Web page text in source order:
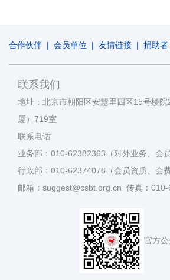
合作伙伴 | 会员单位 | 友情链接 | 捐助者
联系我们
地址：北京市朝阳区安慧里四区15号楼
厦）719室
联系电话
业务部：010-62382363（对外业务、会
行政部：010-62374078（会员资质、会费
邮箱：suggest@csbt.org.cn 传真：
官方